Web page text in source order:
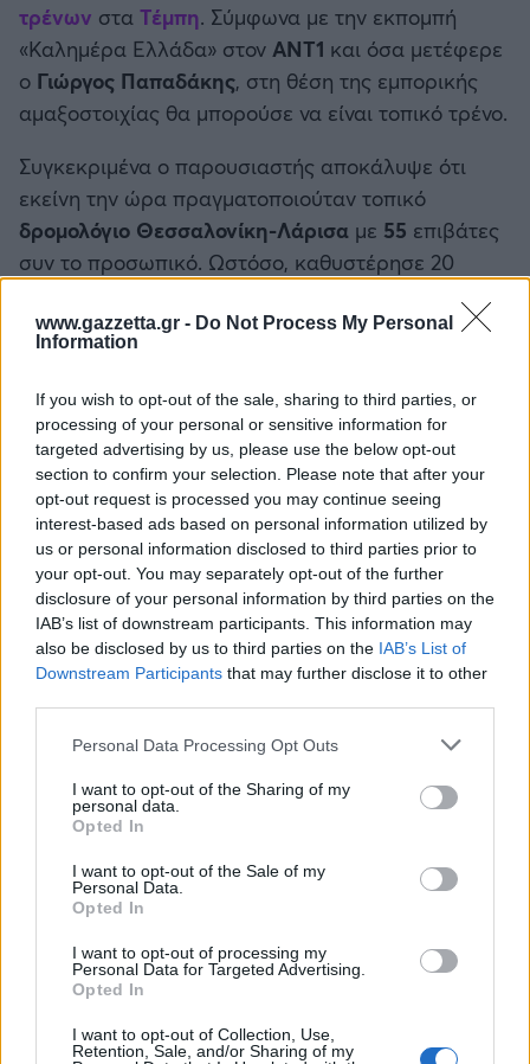
www.gazzetta.gr - Do Not Process My Personal
Information
If you wish to opt-out of the sale, sharing to third parties, or
processing of your personal or sensitive information for
targeted advertising by us, please use the below opt-out
section to confirm your selection. Please note that after your
opt-out request is processed you may continue seeing
interest-based ads based on personal information utilized by
us or personal information disclosed to third parties prior to
your opt-out. You may separately opt-out of the further
disclosure of your personal information by third parties on the
IAB’s list of downstream participants. This information may
also be disclosed by us to third parties on the IAB’s List of
Downstream Participants that may further disclose it to other
Please note that this website/app uses one or more Google
not limited to your visit or usage behaviour. You may click to
grant or deny consent to Google and its third-party tags to
use your data for below specified purposes in below Google
consent section.
Personal Data Processing Opt Outs
I want to opt-out of the Sharing of my
personal data.
Opted In
I want to opt-out of the Sale of my
Personal Data.
Opted In
I want to opt-out of processing my
Personal Data for Targeted Advertising.
Opted In
I want to opt-out of Collection, Use,
Retention, Sale, and/or Sharing of my
Καλαμάτα
Ηρακλής
Ρεάλ Μαδρίτης
Ατλέτικο Μαδρίτης
Μάντσεστερ Γιουνάιτεντ
Μάντσεστερ Σίτι
Λίβερπουλ
Τσέλσι
Άρσεναλ
Γιουβέντους
Ίντερ
Παρί Σεν Ζερμέν
τρένων στα Τέμπη. Σύμφωνα με την εκπομπή
«Καλημέρα Ελλάδα» στον ΑΝΤ1 και όσα μετέφερε
ο Γιώργος Παπαδάκης, στη θέση της εμπορικής
αμαξοστοιχίας θα μπορούσε να είναι τοπικό τρένο.
Συγκεκριμένα ο παρουσιαστής αποκάλυψε ότι
εκείνη την ώρα πραγματοποιούταν τοπικό
δρομολόγιο Θεσσαλονίκη-Λάρισα με 55 επιβάτες
συν το προσωπικό. Ωστόσο, καθυστέρησε 20
στηνεμπορική αμαξοστοιχία, το οποίο ήταν αυτό
που συγκρούστηκε με το επιβατικό τρένο
Θεσσαλονίκη